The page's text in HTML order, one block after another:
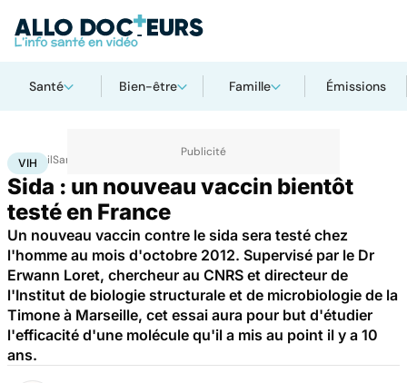
Santé Bien-être Famille Émissions
AccueilSanté
VIH
Sida : un nouveau vaccin bientôt
testé en France
Un nouveau vaccin contre le sida sera testé chez
l'homme au mois d'octobre 2012. Supervisé par le Dr
Erwann Loret, chercheur au CNRS et directeur de
l'Institut de biologie structurale et de microbiologie de la
Timone à Marseille, cet essai aura pour but d'étudier
l'efficacité d'une molécule qu'il a mis au point il y a 10
ans.